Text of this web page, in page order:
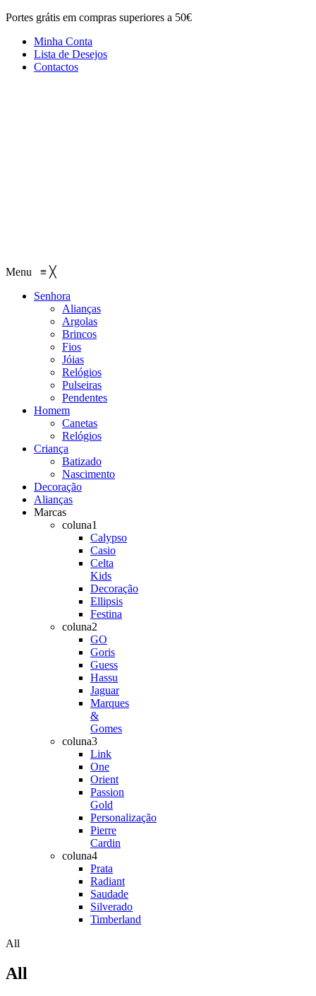
Portes grátis em compras superiores a 50€
Minha Conta
Lista de Desejos
Contactos
Menu ≡ ╳
Senhora
Alianças
Argolas
Brincos
Fios
Jóias
Relógios
Pulseiras
Pendentes
Homem
Canetas
Relógios
Criança
Batizado
Nascimento
Decoração
Alianças
Marcas
coluna1
Calypso
Casio
Celta
Kids
Decoração
Ellipsis
Festina
coluna2
GO
Goris
Guess
Hassu
Jaguar
Marques
&
Gomes
coluna3
Link
One
Orient
Passion
Gold
Personalização
Pierre
Cardin
coluna4
Prata
Radiant
Saudade
Silverado
Timberland
All
All